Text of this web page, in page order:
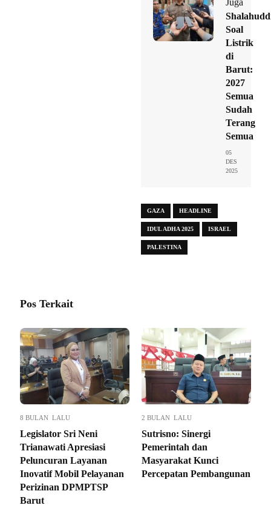
Juga
Soal
Listrik
di
Barut:
2027
Semua
Sudah
Terang
Semua
05
DES
2025
GAZA HEADLINE
IDUL ADHA 2025 ISRAEL
PALESTINA
Pos Terkait
8 BULAN LALU
Legislator Sri Neni
Trianawati Apresiasi
Peluncuran Layanan
Inovatif Mobil Pelayanan
Perizinan DPMPTSP
Barut
2 BULAN LALU
Sutrisno: Sinergi
Pemerintah dan
Masyarakat Kunci
Percepatan Pembangunan